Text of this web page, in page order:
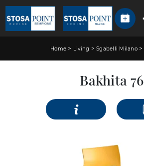
Home > Living > Sgabelli Milano >
Bakhita 76